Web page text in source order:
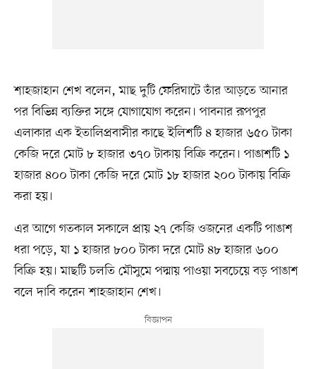
শাহজাহান শেখ বলেন, মাছ দুটি ফেরিঘাটে তাঁর আড়তে আনার
পর বিভিন্ন ব্যক্তির সঙ্গে যোগাযোগ করেন। পাবনার রূপপুর
এলাকার এক ইতালিপ্রবাসীর কাছে ইলিশটি ৪ হাজার ৬৫০ টাকা
কেজি দরে মোট ৮ হাজার ৩৭০ টাকায় বিক্রি করেন। পাঙাশটি ১
হাজার ৪০০ টাকা কেজি দরে মোট ১৮ হাজার ২০০ টাকায় বিক্রি
করা হয়।
এর আগে গতকাল সকালে প্রায় ২৭ কেজি ওজনের একটি পাঙাশ
ধরা পড়ে, যা ১ হাজার ৮০০ টাকা দরে মোট ৪৮ হাজার ৬০০
বিক্রি হয়। মাছটি চলতি মৌসুমে পদ্মায় পাওয়া সবচেয়ে বড় পাঙাশ
বলে দাবি করেন শাহজাহান শেখ।